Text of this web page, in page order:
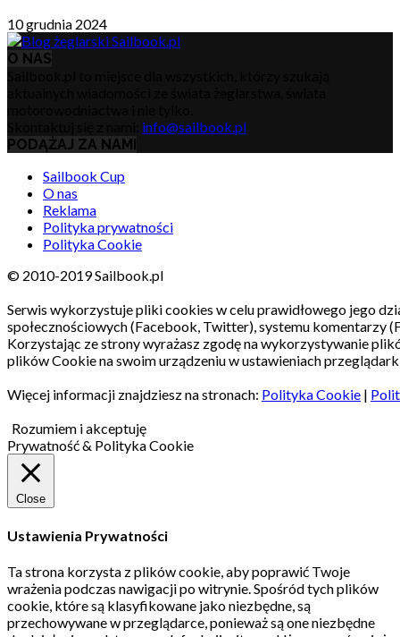
10 grudnia 2024
O NAS
info@sailbook.pl
PODĄŻAJ ZA NAMI
Sailbook Cup
O nas
Reklama
Polityka prywatności
Polityka Cookie
© 2010-2019 Sailbook.pl
Serwis wykorzystuje pliki cookies w celu prawidłowego jego
społecznościowych (Facebook, Twitter), systemu komentarzy
Korzystając ze strony wyrażasz zgodę na wykorzystywanie
plików Cookie na swoim urządzeniu w ustawieniach
Więcej informacji znajdziesz na stronach: Polityka Cookie |
Rozumiem i akceptuję
Prywatność & Polityka Cookie
Close
Ustawienia Prywatności
Ta strona korzysta z plików cookie, aby poprawić Twoje
wrażenia podczas nawigacji po witrynie.Spośród tych plików
cookie, które są klasyfikowane jako niezbędne, są
przechowywane w przeglądarce, ponieważ są one niezbędne